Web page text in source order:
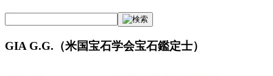
ゲ
ー
シ
GIA G.G.（米国宝石学会宝石鑑定士）